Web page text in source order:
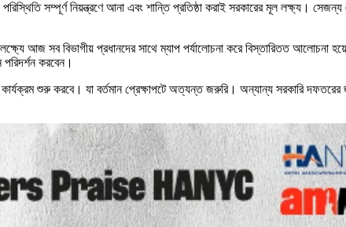
সম্পূর্ণ নিয়ন্ত্রণে আনা এবং শান্তি প্রতিষ্ঠা করাই সরকারের মূল লক্ষ্য।
আজ সব বিভাগীয় প্রধানদের সাথে ম্যাপ পর্যালোচনা করে বিস্তারিতত আলোচনা
করবেন।
কার্যক্রম শুরু করবে। যা বর্তমান প্রেক্ষাপটে অত্যন্ত জরুরি। অন্যান্য সরকারি দফতরের